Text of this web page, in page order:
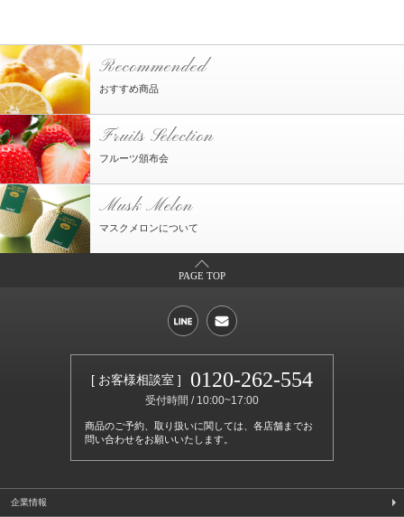
Recommended
おすすめ商品
Fruits Selection
フルーツ頒布会
Musk Melon
マスクメロンについて
PAGE TOP
[ お客様相談室 ] 0120-262-554
受付時間 / 10:00~17:00
商品のご予約、取り扱いに関しては、各店舗までお
問い合わせをお願いいたします。
企業情報